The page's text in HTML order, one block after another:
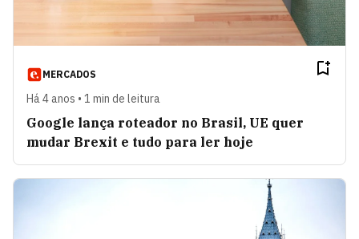
MERCADOS
Há 4 anos • 1 min de leitura
Google lança roteador no Brasil, UE quer
mudar Brexit e tudo para ler hoje